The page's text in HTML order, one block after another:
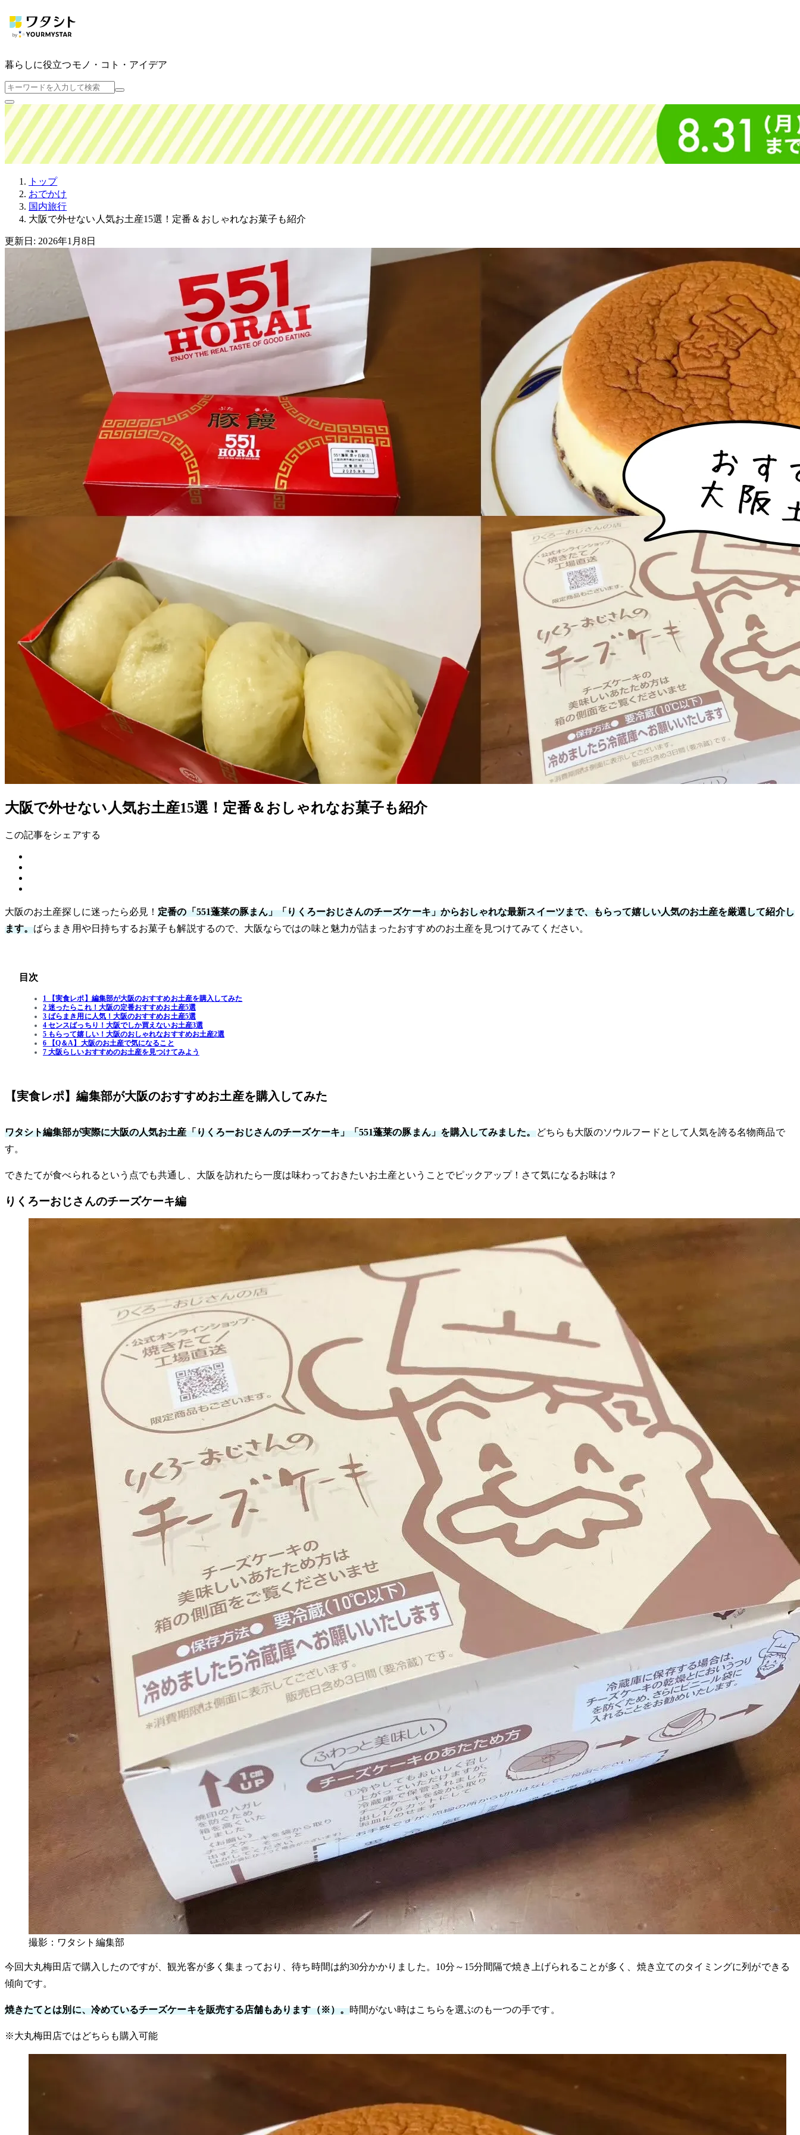
暮らしに役立つモノ・コト・アイデア
トップ
おでかけ
国内旅行
大阪で外せない人気お土産15選！定番＆おしゃれなお菓子も紹介
更新日: 2026年1月8日
大阪で外せない人気お土産15選！定番＆おしゃれなお菓子も紹介
この記事をシェアする
大阪のお土産探しに迷ったら必見！定番の「551蓬莱の豚まん」「りくろーおじさんのチーズケーキ」からおしゃれな最新スイーツまで、もらって嬉しい人気のお土産を厳選して紹介し
ます。ばらまき用や日持ちするお菓子も解説するので、大阪ならではの味と魅力が詰まったおすすめのお土産を見つけてみてください。
目次
1 【実食レポ】編集部が大阪のおすすめお土産を購入してみた
2 迷ったらこれ！大阪の定番おすすめお土産5選
3 ばらまき用に人気！大阪のおすすめお土産5選
4 センスばっちり！大阪でしか買えないお土産3選
5 もらって嬉しい！大阪のおしゃれなおすすめお土産2選
6 【Q＆A】大阪のお土産で気になること
7 大阪らしいおすすめのお土産を見つけてみよう
【実食レポ】編集部が大阪のおすすめお土産を購入してみた
ワタシト編集部が実際に大阪の人気お土産「りくろーおじさんのチーズケーキ」「551蓬莱の豚まん」を購入してみました。どちらも大阪のソウルフードとして人気を誇る名物商品で
す。
できたてが食べられるという点でも共通し、大阪を訪れたら一度は味わっておきたいお土産ということでピックアップ！さて気になるお味は？
りくろーおじさんのチーズケーキ編
撮影：ワタシト編集部
今回大丸梅田店で購入したのですが、観光客が多く集まっており、待ち時間は約30分かかりました。10分～15分間隔で焼き上げられることが多く、焼き立てのタイミングに列ができる
傾向です。
焼きたてとは別に、冷めているチーズケーキを販売する店舗もあります（※）。時間がない時はこちらを選ぶのも一つの手です。
※大丸梅田店ではどちらも購入可能